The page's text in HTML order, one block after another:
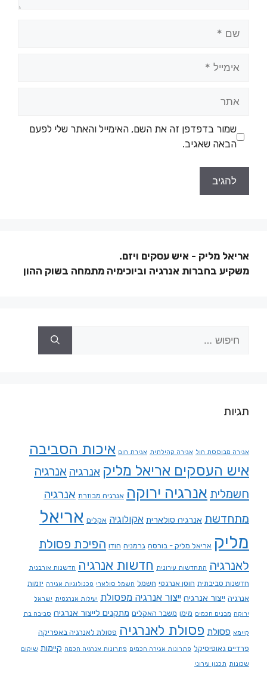
שמור בדפדפן זה את השם, האימייל והאתר שלי לפעם
הבאה שאגיב.
אריאל מליק - איש עסקים ויזם.
משקיע בחברות אנרגיה וביוכימיה מתמחה בשוק ההון
תגיות
אגירה מבוססת חול אגירה קהילתית אגירת חום איכות הסביבה
איש העסקים אריאל מליק אנרגיה אנרגיה
חשמלית אנרגיה ירוקה אנרגיה מבוזרת אנרגיה
מתחדשת אנרגיה סולארית אקולוגיה אקלים אריאל
מליק אריאל מליק - בורסה גרמניה הודו הפיכת פסולת
לאנרגיה התחדשות עירונית חדשות אנרגיה חדשנות אורבנית
חדשנות סביבתית חוסן אנרגטי חשמל חשמל סולארי טכנולוגיות אגירה יזמות
אנרגיה ייצור אנרגיה ייצור אנרגיה מפסולת יעילות אנרגטית ישראל
ירוקה מבנים חכמים מימן משבר האקלים מתקנים לייצור אנרגיה סביבה בת
קיימא פסולת פסולת לאנרגיה פסולת לאנרגיה באפריקה
פרדיים גאופיסיקל פתרונות אגירה חכמים פתרונות אנרגיה חכמה קיימות שיקום
שכונות תכנון עירוני